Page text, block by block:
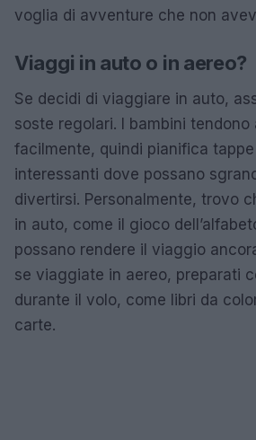
voglia di avventure che non
Viaggi in auto o in aereo?
Se decidi di viaggiare in auto,
soste regolari. I bambini tendono
facilmente, quindi pianifica
interessanti dove possano
divertirsi. Personalmente, trovo
in auto, come il gioco
possano rendere il viaggio
se viaggiate in aereo, preparati
durante il volo, come libri da
carte.